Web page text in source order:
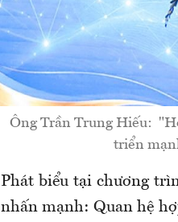
Ông Trần Trung Hiếu:
triển
Phát biểu tại chương
nhấn mạnh: Quan hệ